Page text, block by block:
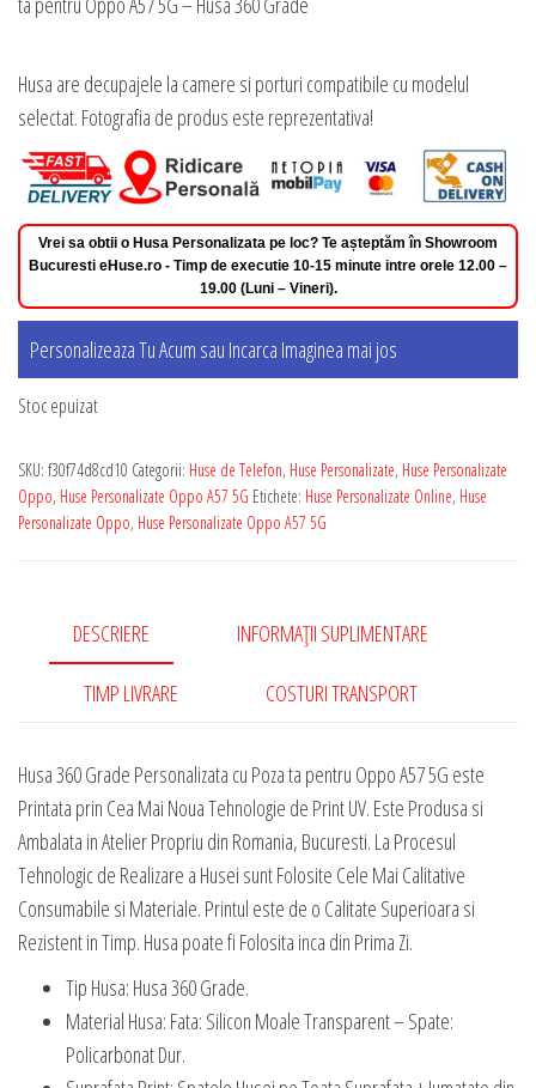
Husa are decupajele la camere si porturi compatibile cu modelul
selectat. Fotografia de produs este reprezentativa!
Vrei sa obtii o Husa Personalizata pe loc? Te așteptăm în Showroom
Bucuresti eHuse.ro - Timp de executie 10-15 minute intre orele 12.00 –
19.00 (Luni – Vineri).
Personalizeaza Tu Acum sau Incarca Imaginea mai jos
Stoc epuizat
SKU: f30f74d8cd10 Categorii: Huse de Telefon, Huse Personalizate, Huse Personalizate
Oppo, Huse Personalizate Oppo A57 5G Etichete: Huse Personalizate Online, Huse
Personalizate Oppo, Huse Personalizate Oppo A57 5G
DESCRIERE INFORMAȚII SUPLIMENTARE
TIMP LIVRARE COSTURI TRANSPORT
Husa 360 Grade Personalizata cu Poza ta pentru Oppo A57 5G este
Printata prin Cea Mai Noua Tehnologie de Print UV. Este Produsa si
Ambalata in Atelier Propriu din Romania, Bucuresti. La Procesul
Tehnologic de Realizare a Husei sunt Folosite Cele Mai Calitative
Consumabile si Materiale. Printul este de o Calitate Superioara si
Rezistent in Timp. Husa poate fi Folosita inca din Prima Zi.
Tip Husa: Husa 360 Grade.
Material Husa: Fata: Silicon Moale Transparent – Spate:
Policarbonat Dur.